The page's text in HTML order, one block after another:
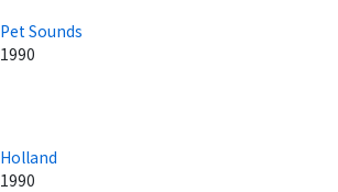
Pet Sounds
1990
Holland
1990